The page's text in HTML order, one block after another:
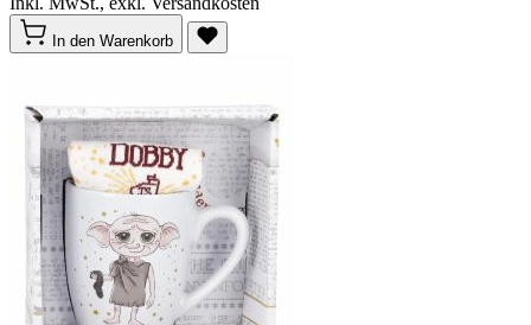
In den Warenkorb